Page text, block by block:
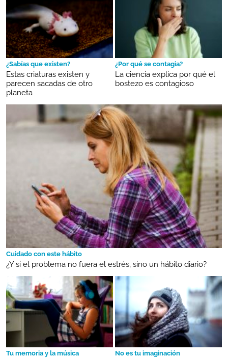
¿Sabías que existen?
Estas criaturas existen y
parecen sacadas de otro
planeta
¿Por qué se contagia?
La ciencia explica por qué el
bostezo es contagioso
Cuidado con este hábito
¿Y si el problema no fuera el estrés, sino un hábito diario?
Tu memoria y la música No es tu imaginación